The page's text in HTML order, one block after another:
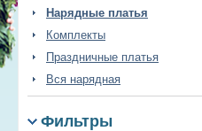
Нарядные платья
Комплекты
Праздничные платья
Вся нарядная
Фильтры